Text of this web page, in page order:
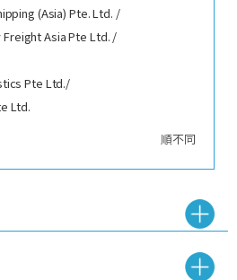
(Asia) Pte. Ltd. /
Asia Pte Ltd. /
Pte Ltd./
Ltd.
順不同